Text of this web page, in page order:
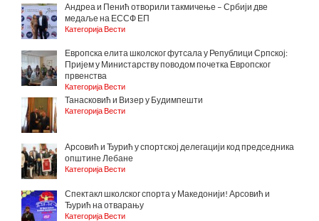
Андреа и Пенић отворили такмичење – Србији две
медаље на ЕССФ ЕП
Категорија Вести
Европска елита школског футсала у Републици Српској:
Пријем у Министарству поводом почетка Европског
првенства
Категорија Вести
Танасковић и Визер у Будимпешти
Категорија Вести
Арсовић и Ђурић у спортској делегацији код председника
општине Лебане
Категорија Вести
Спектакл школског спорта у Македонији! Арсовић и
Ђурић на отварању
Категорија Вести